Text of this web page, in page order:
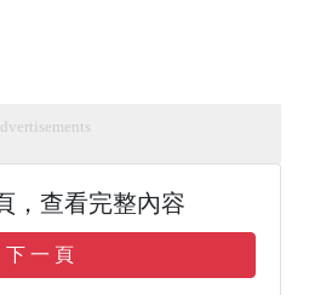
，查看完整內容
下 一 頁